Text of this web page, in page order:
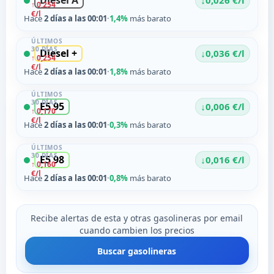
Hace2 días a las 00:01·1,4%más barato
↑ 0,254
€/l
Diesel + ↓0,036 €/l
Hace2 días a las 00:01·1,8%más barato
ÚLTIMOS
30 DÍAS
↑ 0,254
€/l
E5 95 ↓0,006 €/l
Hace2 días a las 00:01·0,3%más barato
ÚLTIMOS
30 DÍAS
↑ 0,170
€/l
E5 98 ↓0,016 €/l
Hace2 días a las 00:01·0,8%más barato
ÚLTIMOS
30 DÍAS
↑ 0,160
€/l
Recibe alertas de esta y otras gasolineras por email
cuando cambien los precios
Buscar gasolineras